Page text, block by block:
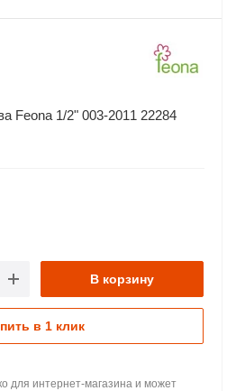
Feona 1/2" 003-2011 22284
В корзину
в 1 клик
для интернет-магазина и может